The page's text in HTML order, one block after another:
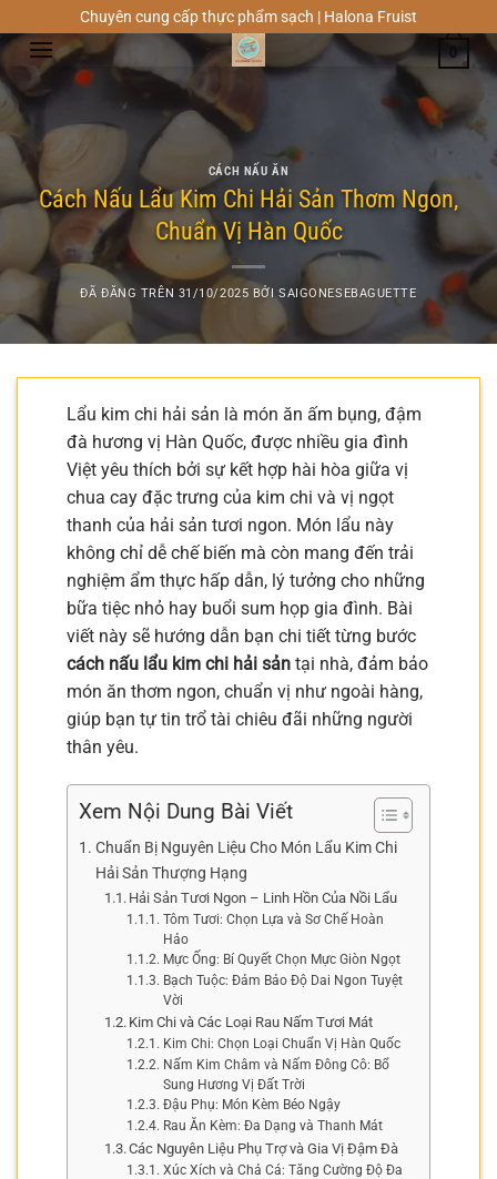
đến
nội
dung
Chuyên cung cấp thực phẩm sạch | Halona Fruist
0
CÁCH NẤU ĂN
Cách Nấu Lẩu Kim Chi Hải Sản Thơm Ngon,
Chuẩn Vị Hàn Quốc
ĐÃ ĐĂNG TRÊN 31/10/2025 BỞISAIGONESEBAGUETTE
Lẩu kim chi hải sản là món ăn ấm bụng, đậm
đà hương vị Hàn Quốc, được nhiều gia đình
Việt yêu thích bởi sự kết hợp hài hòa giữa vị
chua cay đặc trưng của kim chi và vị ngọt
thanh của hải sản tươi ngon. Món lẩu này
không chỉ dễ chế biến mà còn mang đến trải
nghiệm ẩm thực hấp dẫn, lý tưởng cho những
bữa tiệc nhỏ hay buổi sum họp gia đình. Bài
viết này sẽ hướng dẫn bạn chi tiết từng bước
cách nấu lẩu kim chi hải sản tại nhà, đảm bảo
món ăn thơm ngon, chuẩn vị như ngoài hàng,
giúp bạn tự tin trổ tài chiêu đãi những người
thân yêu.
Xem Nội Dung Bài Viết
Chuẩn Bị Nguyên Liệu Cho Món Lẩu Kim Chi
Hải Sản Thượng Hạng
Hải Sản Tươi Ngon – Linh Hồn Của Nồi Lẩu
Tôm Tươi: Chọn Lựa và Sơ Chế Hoàn
Hảo
Mực Ống: Bí Quyết Chọn Mực Giòn Ngọt
Bạch Tuộc: Đảm Bảo Độ Dai Ngon Tuyệt
Vời
Kim Chi và Các Loại Rau Nấm Tươi Mát
Kim Chi: Chọn Loại Chuẩn Vị Hàn Quốc
Nấm Kim Châm và Nấm Đông Cô: Bổ
Sung Hương Vị Đất Trời
Đậu Phụ: Món Kèm Béo Ngậy
Rau Ăn Kèm: Đa Dạng và Thanh Mát
Các Nguyên Liệu Phụ Trợ và Gia Vị Đậm Đà
Xúc Xích và Chả Cá: Tăng Cường Độ Đa